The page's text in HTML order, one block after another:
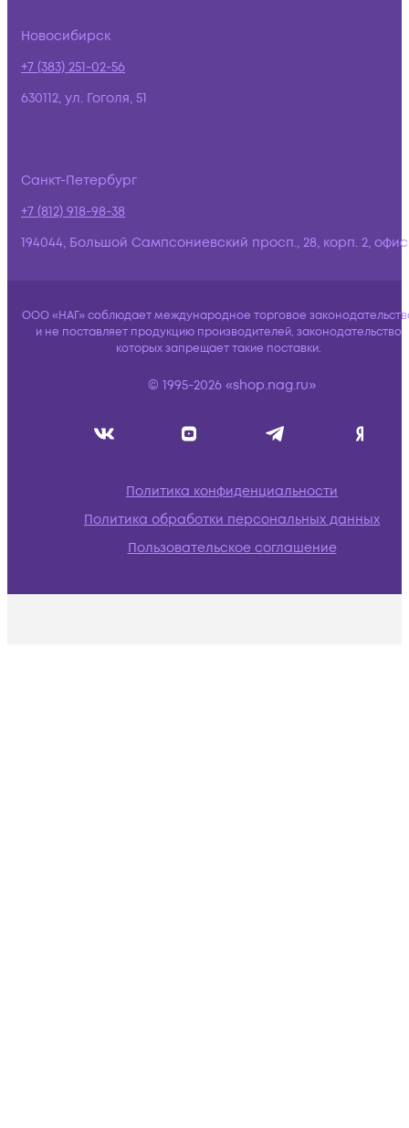
Новосибирск
+7 (383) 251-02-56
630112, ул. Гоголя, 51
Санкт-Петербург
+7 (812) 918-98-38
194044, Большой Сампсониевский просп., 28, корп. 2,
ООО «НАГ» соблюдает международное торговое
и не поставляет продукцию производителей, законодательство
которых запрещает такие поставки.
© 1995-2026 «shop.nag.ru»
Политика конфиденциальности
Политика обработки персональных данных
Пользовательское соглашение